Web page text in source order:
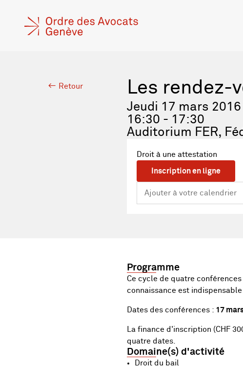
Retour Les rendez-
Jeudi 17 mars 2016
16:30 - 17:30
Auditorium FER,
Droit à une attestation
Inscription en ligne
Programme
Ce cycle de quatre
connaissance est
Dates des conférences : 17
La finance d'inscription (CHF
quatre dates.
Domaine(s) d'activité
Droit du bail